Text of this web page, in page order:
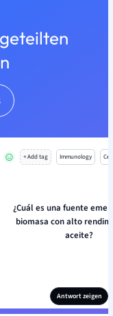
+ Add tag Immunology
¿Cuál es una fuente
biomasa con alto
aceite?
Antwort zeigen